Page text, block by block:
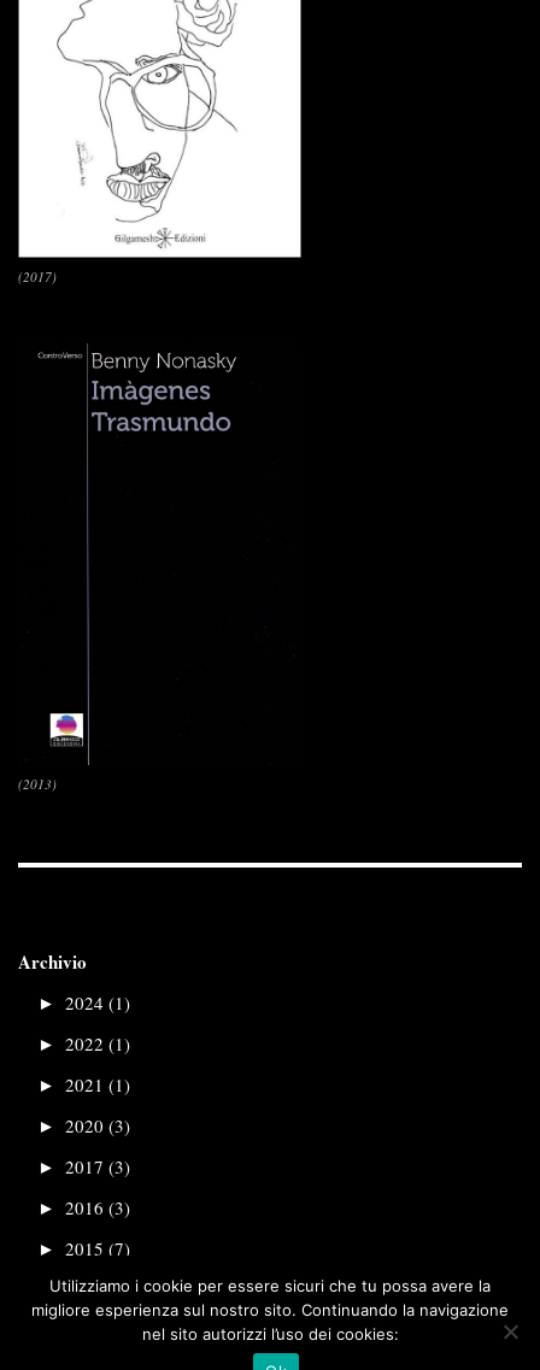
(2017)
(2013)
Archivio
► 2024 (1)
► 2022 (1)
► 2021 (1)
► 2020 (3)
► 2017 (3)
► 2016 (3)
► 2015 (7)
Utilizziamo i cookie per essere sicuri che tu possa avere la
migliore esperienza sul nostro sito. Continuando la navigazione
nel sito autorizzi l’uso dei cookies: